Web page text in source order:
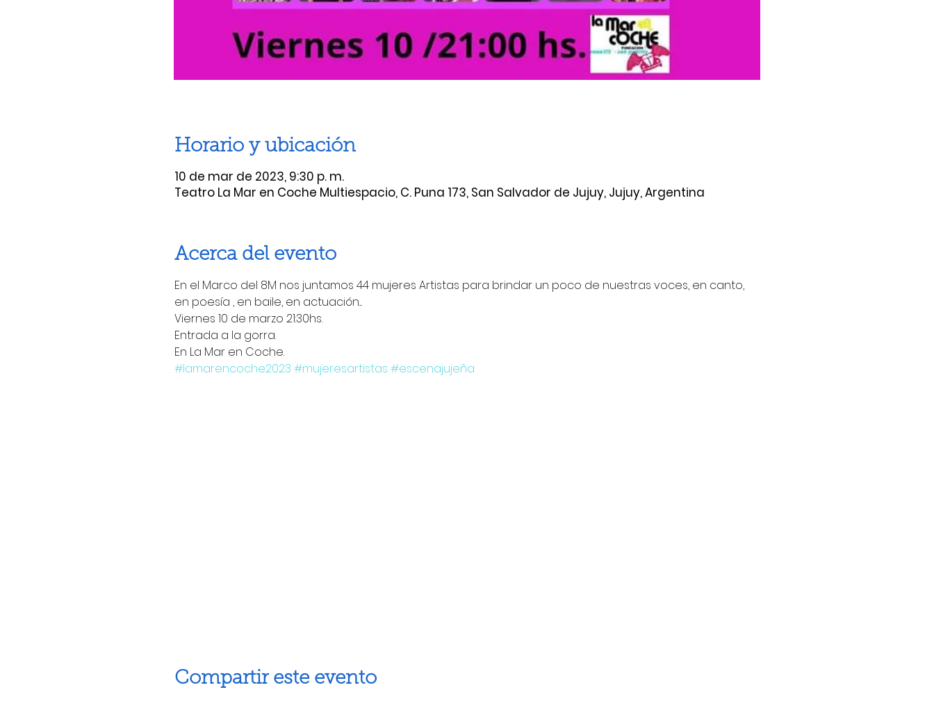
Horario y ubicación
10 de mar de 2023, 9:30 p. m.
Teatro La Mar en Coche Multiespacio, C. Puna 173, San Salvador de Jujuy, Jujuy, Argentina
Acerca del evento
En el Marco del 8M nos juntamos 44 mujeres Artistas para brindar un poco de nuestras voces, en canto,
en poesía , en baile, en actuación....
Viernes 10 de marzo 21:30hs.
Entrada a la gorra.
En La Mar en Coche.
#lamarencoche2023 #mujeresartistas #escenajujeña
Compartir este evento